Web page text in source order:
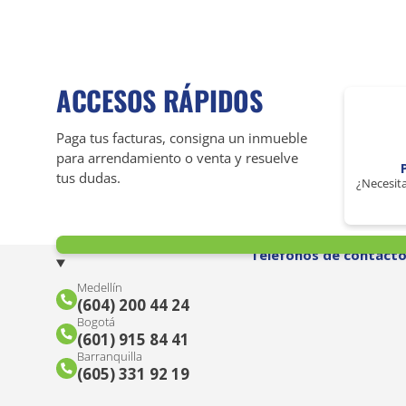
ACCESOS RÁPIDOS
Paga tus facturas, consigna un inmueble
para arrendamiento o venta y resuelve
tus dudas.
Teléfonos de contacto
Medellín
(604) 200 44 24
Bogotá
(601) 915 84 41
Barranquilla
(605) 331 92 19